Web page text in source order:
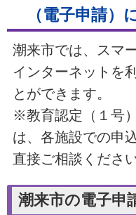
（電子申請）
潮来市では、スマ
インターネットを
とができます。
※教育認定（１号
は、各施設での申
直接ご相談ください
潮来市の電子申